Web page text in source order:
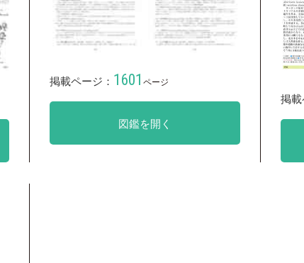
掲載ページ： 1601 ページ
図鑑を開く
掲